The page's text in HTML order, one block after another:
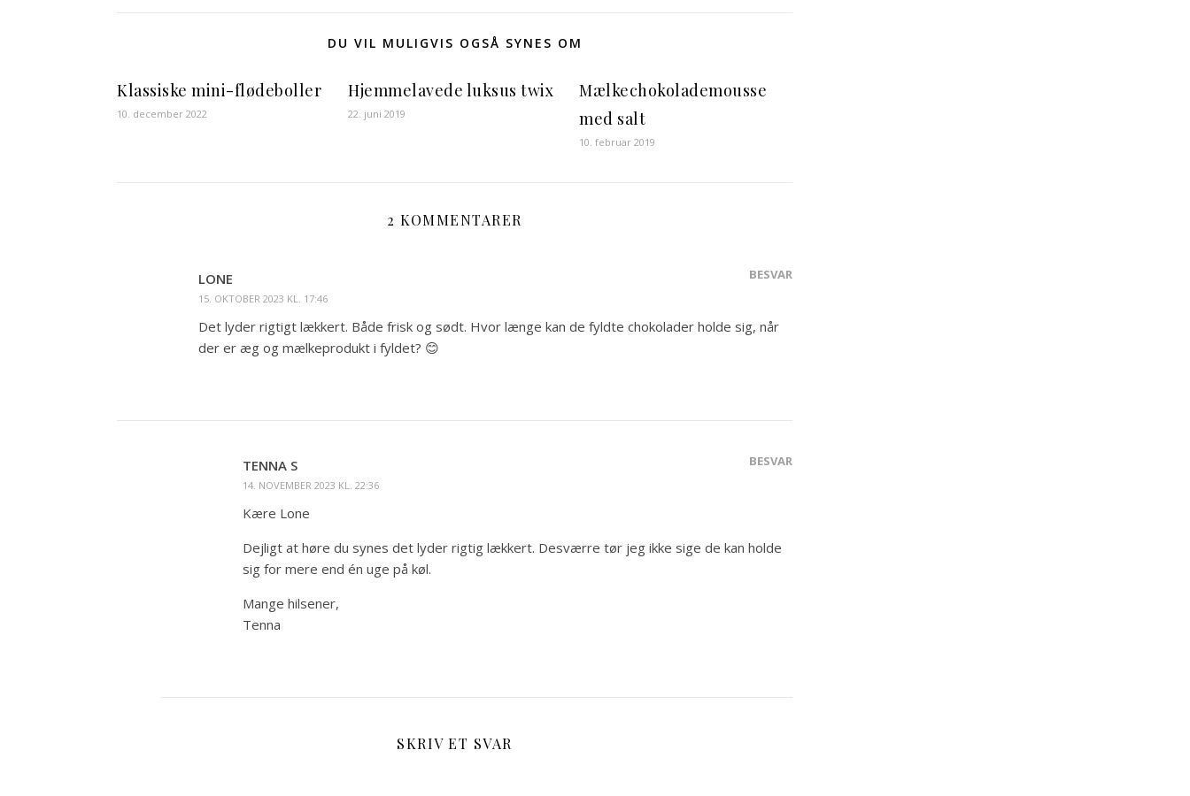
DU VIL MULIGVIS OGSÅ SYNES OM
Klassiske mini-flødeboller
10. december 2022
Hjemmelavede luksus twix
22. juni 2019
Mælkechokolademousse
med salt
10. februar 2019
2 KOMMENTARER
LONE
15. OKTOBER 2023 KL. 17:46
BESVAR
Det lyder rigtigt lækkert. Både frisk og sødt. Hvor længe kan de fyldte chokolader holde sig, når
der er æg og mælkeprodukt i fyldet? 😊
TENNA S
14. NOVEMBER 2023 KL. 22:36
BESVAR
Kære Lone
Dejligt at høre du synes det lyder rigtig lækkert. Desværre tør jeg ikke sige de kan holde
sig for mere end én uge på køl.
Mange hilsener,
Tenna
SKRIV ET SVAR